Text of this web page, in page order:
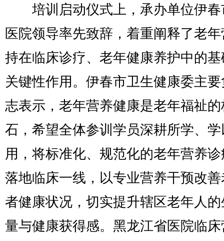
培训启动仪式上，承办单位伊春
医院领导率先致辞，着重阐释了老
持在临床诊疗、老年健康养护中的
关键性作用。伊春市卫生健康委主
志表示，老年营养健康是老年福祉
石，希望全体参训学员深耕所学、
用，将标准化、规范化的老年营养
落地临床一线，以专业营养干预改
者健康状况，切实提升辖区老年人
量与健康获得感。黑龙江省医院临